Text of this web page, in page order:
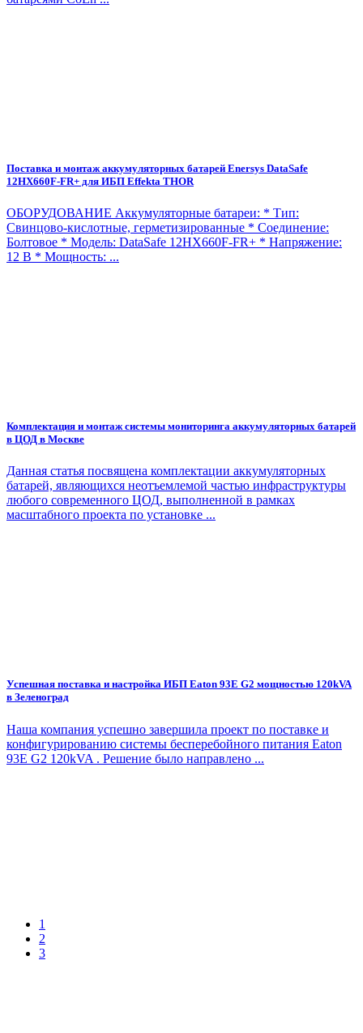
Поставка и монтаж аккумуляторных батарей Enersys DataSafe
12HX660F-FR+ для ИБП Effekta THOR
ОБОРУДОВАНИЕ Аккумуляторные батареи: * Тип:
Свинцово-кислотные, герметизированные * Соединение:
Болтовое * Модель: DataSafe 12HX660F-FR+ * Напряжение:
12 В * Мощность: ...
Комплектация и монтаж системы мониторинга аккумуляторных батарей
в ЦОД в Москве
Данная статья посвящена комплектации аккумуляторных
батарей, являющихся неотъемлемой частью инфраструктуры
любого современного ЦОД, выполненной в рамках
масштабного проекта по установке ...
Успешная поставка и настройка ИБП Eaton 93E G2 мощностью 120kVA
в Зеленоград
Наша компания успешно завершила проект по поставке и
конфигурированию системы бесперебойного питания Eaton
93E G2 120kVA . Решение было направлено ...
1
2
3